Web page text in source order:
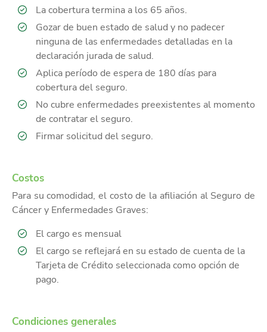
La cobertura termina a los 65 años.
Gozar de buen estado de salud y no padecer
ninguna de las enfermedades detalladas en la
declaración jurada de salud.
Aplica período de espera de 180 días para
cobertura del seguro.
No cubre enfermedades preexistentes al momento
de contratar el seguro.
Firmar solicitud del seguro.
Costos
Para su comodidad, el costo de la afiliación al Seguro de
Cáncer y Enfermedades Graves:
El cargo es mensual
El cargo se reflejará en su estado de cuenta de la
Tarjeta de Crédito seleccionada como opción de
pago.
Condiciones generales